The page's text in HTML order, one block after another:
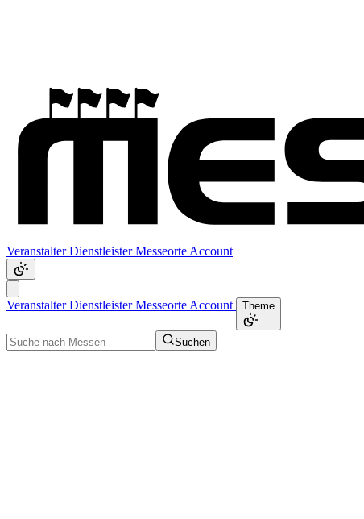
VeranstalterDienstleisterMesseorte Account
VeranstalterDienstleisterMesseorte Account Theme
Suchen